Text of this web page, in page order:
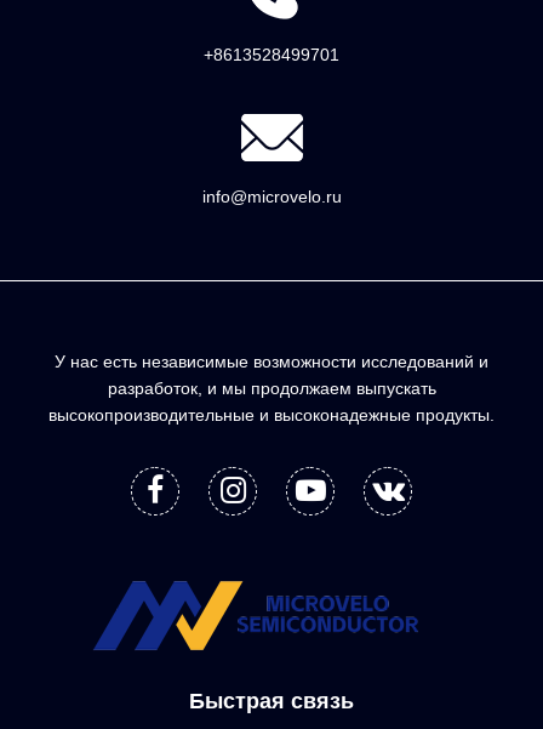
+8613528499701
info@microvelo.ru
У нас есть независимые возможности исследований и
разработок, и мы продолжаем выпускать
высокопроизводительные и высоконадежные продукты.
Быстрая связь